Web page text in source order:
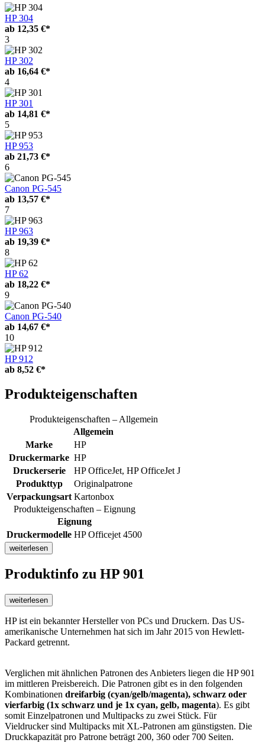
HP 304
ab 12,35 €*
3
HP 302
ab 16,64 €*
4
HP 301
ab 14,81 €*
5
HP 953
ab 21,73 €*
6
Canon PG-545
ab 13,57 €*
7
HP 963
ab 19,39 €*
8
HP 62
ab 18,22 €*
9
Canon PG-540
ab 14,67 €*
10
HP 912
ab 8,52 €*
Produkteigenschaften
Produkteigenschaften – Allgemein
Allgemein
Marke
HP
Druckermarke HP
Druckerserie
HP OfficeJet, HP OfficeJet J
Produkttyp
Originalpatrone
Verpackungsart Kartonbox
Produkteigenschaften – Eignung
Eignung
Druckermodelle HP Officejet 4500
weiterlesen
Produktinfo zu HP 901
weiterlesen
HP ist ein bekannter Hersteller von PCs und Druckern. Das US-
amerikanische Unternehmen hat sich im Jahr 2015 von Hewlett-
Packard getrennt.
Verglichen mit ähnlichen Patronen des Anbieters liegen die HP 901
im mittleren Preisbereich. Die Patronen gibt es in den folgenden
Kombinationen dreifarbig (cyan/gelb/magenta), schwarz oder
vierfarbig (1x schwarz und je 1x cyan, gelb, magenta). Es gibt
somit Einzelpatronen und Multipacks zu zwei Stück. Für
Vieldrucker sind Multipacks mit XL-Patronen am günstigsten. Die
Druckkapazität pro Patrone beträgt 200, 360 oder 700 Seiten.